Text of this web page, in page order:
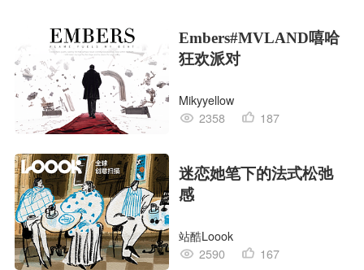
Embers#MVLAND嘻哈
狂欢派对
Mikyyellow
2358
187
迷恋她笔下的法式松弛
感
站酷Loook
2590
167